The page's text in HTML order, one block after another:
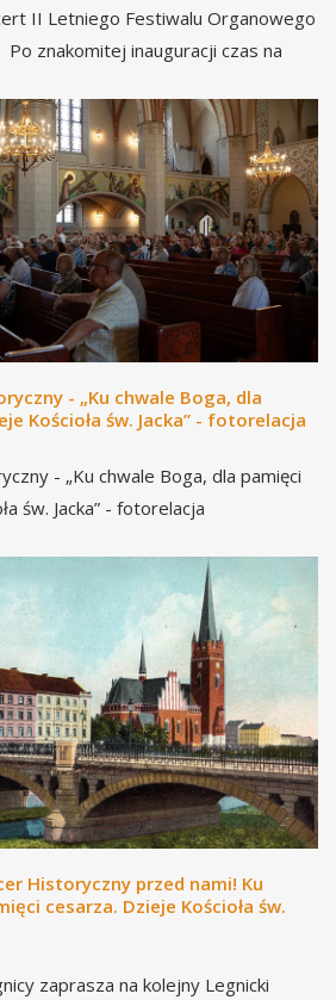
II Letniego Festiwalu Organowego
Po znakomitej inauguracji czas na
- „Ku chwale Boga, dla
Kościoła św. Jacka” - fotorelacja
- „Ku chwale Boga, dla pamięci
św. Jacka” - fotorelacja
Historyczny przed nami! Ku
cesarza. Dzieje Kościoła św.
zaprasza na kolejny Legnicki